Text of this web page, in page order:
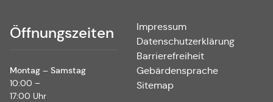
Öffnungszeiten
Montag – Samstag
10:00 –
17:00 Uhr
Impressum
Datenschutzerklärung
Barrierefreiheit
Gebärdensprache
Sitemap